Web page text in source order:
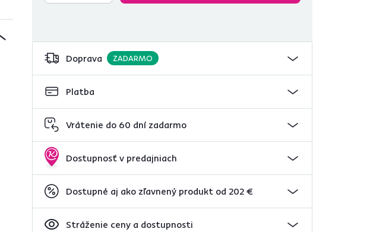
Doprava ZADARMO
Platba
Vrátenie do 60 dní zadarmo
Dostupnosť v predajniach
Dostupné aj ako zľavnený produkt od 202 €
Stráženie ceny a dostupnosti